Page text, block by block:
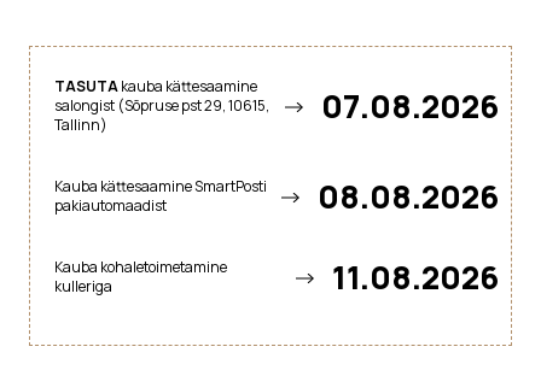
TASUTAkauba kättesaamine
salongist (Sõpruse pst 29, 10615,
Tallinn)
07.08.2026
Kauba kättesaamine SmartPosti
pakiautomaadist
08.08.2026
Kauba kohaletoimetamine
kulleriga
11.08.2026